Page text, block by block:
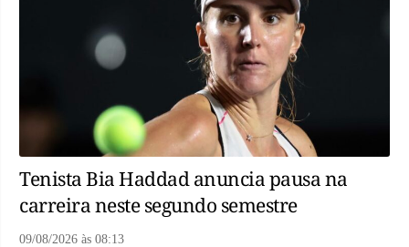
Tenista Bia Haddad anuncia pausa na
carreira neste segundo semestre
09/08/2026 às 08:13